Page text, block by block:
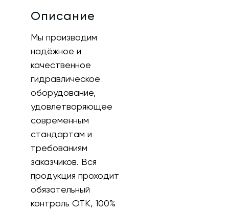
Описание
Мы производим
надёжное и
качественное
гидравлическое
оборудование,
удовлетворяющее
современным
стандартам и
требованиям
заказчиков. Вся
продукция проходит
обязательный
контроль ОТК, 100%